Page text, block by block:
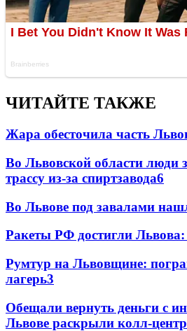
ЧИТАЙТЕ ТАКЖЕ
Жара обесточила часть
Во Львовской области люди
трассу из-за спиртзавода6
Во Львове под завалами
Ракеты РФ достигли
Румтур на Львовщине:
лагерь3
Обещали вернуть деньги с
Львове раскрыли колл-центр